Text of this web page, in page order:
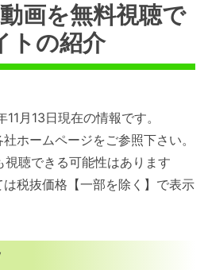
画を無料視聴で
トの紹介
月13日現在の情報です。
ホームページをご参照下さい。
聴できる可能性はあります
税抜価格【一部を除く】で表示